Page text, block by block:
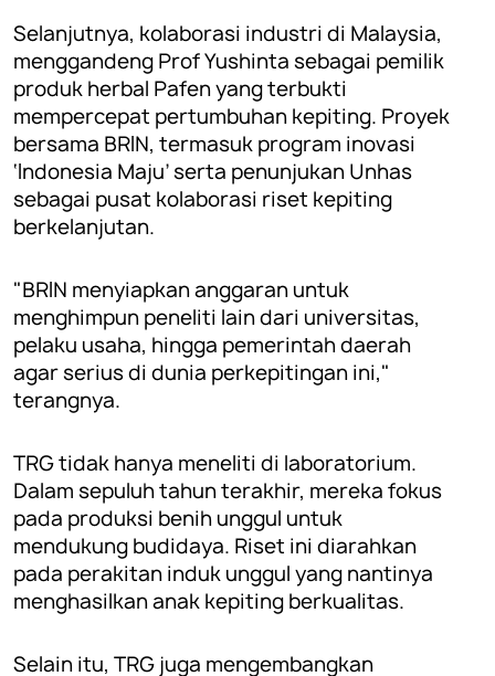
Selanjutnya, kolaborasi industri di Malaysia,
menggandeng Prof Yushinta sebagai pemilik
produk herbal Pafen yang terbukti
mempercepat pertumbuhan kepiting. Proyek
bersama BRIN, termasuk program inovasi
‘Indonesia Maju’ serta penunjukan Unhas
sebagai pusat kolaborasi riset kepiting
berkelanjutan.
"BRIN menyiapkan anggaran untuk
menghimpun peneliti lain dari universitas,
pelaku usaha, hingga pemerintah daerah
agar serius di dunia perkepitingan ini,"
terangnya.
TRG tidak hanya meneliti di laboratorium.
Dalam sepuluh tahun terakhir, mereka fokus
pada produksi benih unggul untuk
mendukung budidaya. Riset ini diarahkan
pada perakitan induk unggul yang nantinya
menghasilkan anak kepiting berkualitas.
Selain itu, TRG juga mengembangkan